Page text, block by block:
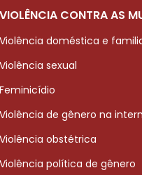
VIOLÊNCIA CONTRA AS
Violência doméstica e
Violência sexual
Feminicídio
Violência de gênero na
Violência obstétrica
Violência política de gênero